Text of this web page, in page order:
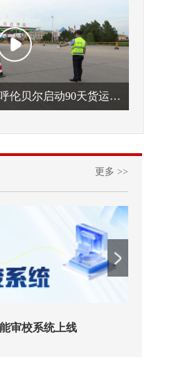
三方执法力量集结 呼伦贝尔启动90天货运车辆违法专项整治
更多 >>
铁路榜样